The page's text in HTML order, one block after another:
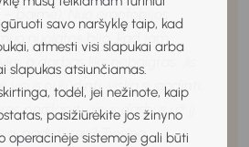
savo naršyklę taip, kad
atmesti visi slapukai arba
slapukas atsiunčiamas.
todėl, jei nežinote, kaip
pasižiūrėkite jos žinyno
operacinėje sistemoje gali būti
baimė). Nuo ergofobijos
nuolatos bijo, kad jam
o darbas liks nebaigtas. Jis
visus nuliūdinti, viską sugadinti,
perdaryti visus darbus už jį.
padėti sau? Tiesiog